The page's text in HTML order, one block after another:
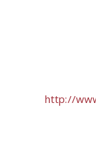
http://